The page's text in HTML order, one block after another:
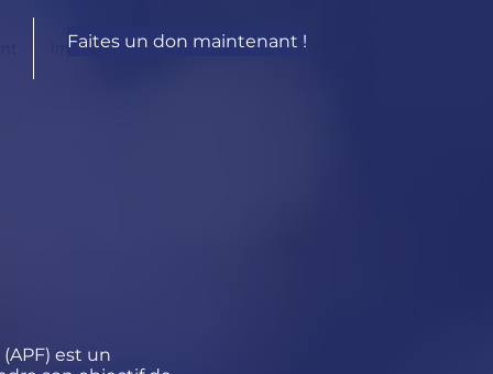
Impliquez-vous
Faites un don maintenant !
est un